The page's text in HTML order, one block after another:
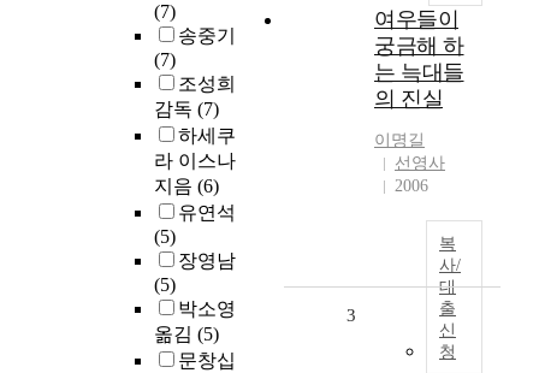
(7)
송중기
(7)
조성희
감독 (7)
하세쿠
라 이스나
지음 (6)
유연석
(5)
장영남
(5)
박소영
옮김 (5)
문창십
여우들이
궁금해 하
는 늑대들
의 진실
이명길
선영사
2006
복
사/
대
출
신
청
3